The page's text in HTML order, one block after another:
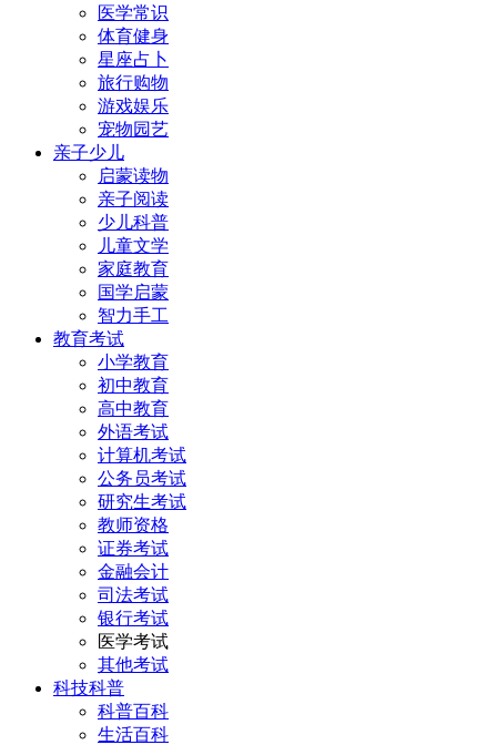
医学常识
体育健身
星座占卜
旅行购物
游戏娱乐
宠物园艺
亲子少儿
启蒙读物
亲子阅读
少儿科普
儿童文学
家庭教育
国学启蒙
智力手工
教育考试
小学教育
初中教育
高中教育
外语考试
计算机考试
公务员考试
研究生考试
教师资格
证券考试
金融会计
司法考试
银行考试
医学考试
其他考试
科技科普
科普百科
生活百科